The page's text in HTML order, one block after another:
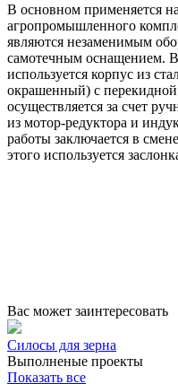
В основном применяется
агропромышленного
являются незаменимым
самотечным оснащением. В
используется корпус из
окрашенный) с
осуществляется за счет
из мотор-редуктора и
работы заключается в
этого используется
Вас может заинтересовать
Силосы для зерна
Выполненые проекты
Показать все